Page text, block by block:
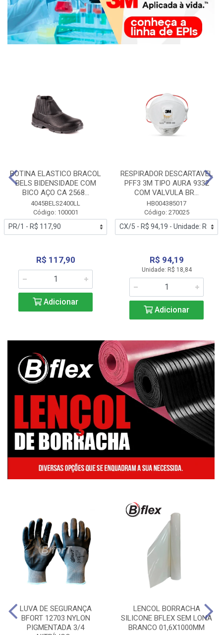
BOTINA ELASTICO BRACOL
BELS BIDENSIDADE COM
BICO AÇO CA 2568...
4045BELS2400LL
Código: 100001
R$ 117,90
Adicionar
RESPIRADOR DESCARTAVEL
PFF3 3M TIPO AURA 9332
COM VALVULA BR...
HB004385017
Código: 270025
R$ 94,19
Unidade: R$ 18,84
Adicionar
LUVA DE SEGURANÇA
BFORT 12703 NYLON
PIGMENTADA 3/4
LENCOL BORRACHA
SILICONE BFLEX SEM LONA
BRANCO 01,6X1000MM